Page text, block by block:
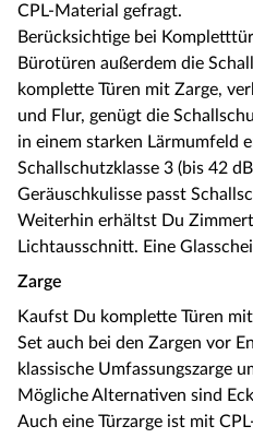
CPL-Material gefragt.
Berücksichtige bei
Bürotüren außerdem die
komplette Türen mit Zarge,
und Flur, genügt die
in einem starken Lärmumfeld
Schallschutzklasse 3 (bis 42
Geräuschkulisse passt
Weiterhin erhältst Du
Lichtausschnitt. Eine
Zarge
Kaufst Du komplette Türen
Set auch bei den Zargen vor
klassische Umfassungszarge
Mögliche Alternativen sind
Auch eine Türzarge ist mit